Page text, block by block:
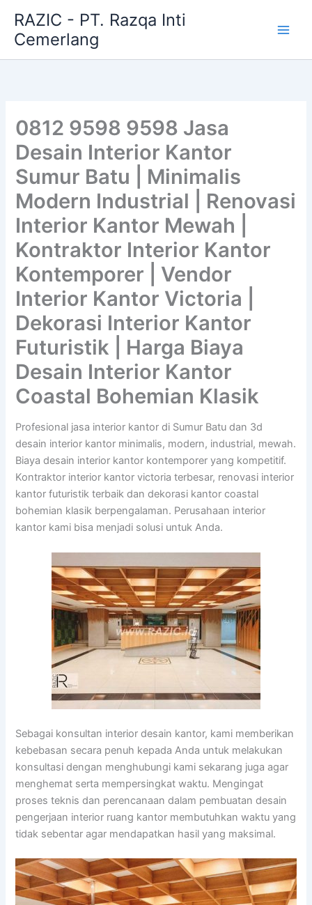
content
RAZIC - PT. Razqa Inti
Cemerlang
0812 9598 9598 Jasa
Desain Interior Kantor
Sumur Batu | Minimalis
Modern Industrial | Renovasi
Interior Kantor Mewah |
Kontraktor Interior Kantor
Kontemporer | Vendor
Interior Kantor Victoria |
Dekorasi Interior Kantor
Futuristik | Harga Biaya
Desain Interior Kantor
Coastal Bohemian Klasik
Profesional jasa interior kantor di Sumur Batu dan 3d
desain interior kantor minimalis, modern, industrial, mewah.
Biaya desain interior kantor kontemporer yang kompetitif.
Kontraktor interior kantor victoria terbesar, renovasi interior
kantor futuristik terbaik dan dekorasi kantor coastal
bohemian klasik berpengalaman. Perusahaan interior
kantor kami bisa menjadi solusi untuk Anda.
Sebagai konsultan interior desain kantor, kami memberikan
kebebasan secara penuh kepada Anda untuk melakukan
konsultasi dengan menghubungi kami sekarang juga agar
menghemat serta mempersingkat waktu. Mengingat
proses teknis dan perencanaan dalam pembuatan desain
pengerjaan interior ruang kantor membutuhkan waktu yang
tidak sebentar agar mendapatkan hasil yang maksimal.